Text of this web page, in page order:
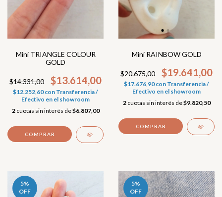
Mini TRIANGLE COLOUR
GOLD
$14.331,00 $13.614,00
$12.252,60con Transferencia /
Efectivo en el showroom
2 cuotas sin interés de$6.807,00
Mini RAINBOW GOLD
$20.675,00 $19.641,00
$17.676,90con Transferencia /
Efectivo en el showroom
2 cuotas sin interés de$9.820,50
5%
OFF
5%
OFF